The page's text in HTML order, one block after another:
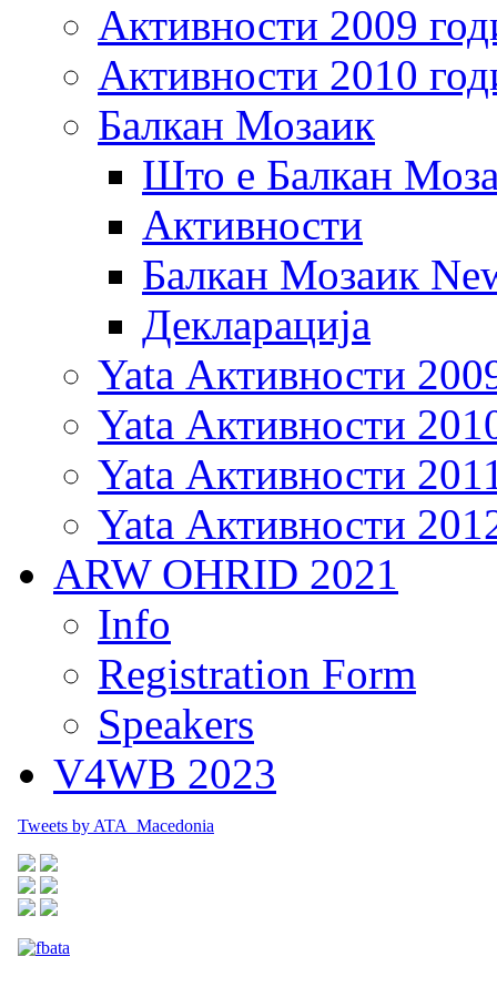
Активности 2009
Активности 2010
Балкан Мозаик
Што е Балкан
Активности
Балкан Мозаик
Декларација
Yata Активности
Yata Активности
Yata Активности
Yata Активности
ARW OHRID 2021
Info
Registration Form
Speakers
V4WB 2023
Tweets by ATA_Macedonia